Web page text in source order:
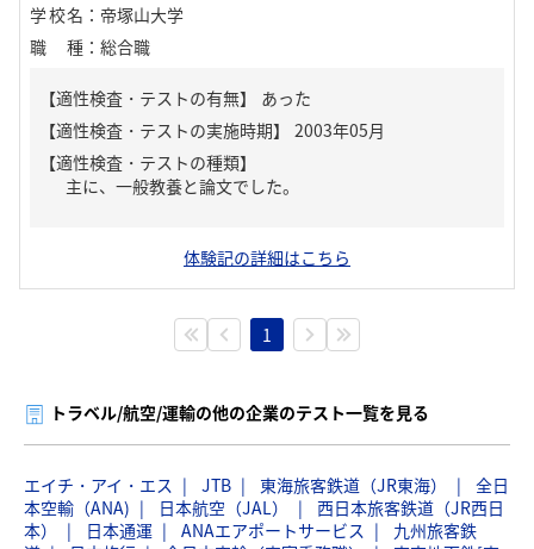
学校名 ： 帝塚山大学
職種 ： 総合職
【適性検査・テストの有無】 あった
【適性検査・テストの種類】
主に、一般教養と論文でした。
体験記の詳細はこちら
1
トラベル/航空/運輸の他の企業のテスト一覧を見る
エイチ・アイ・エス JTB 東海旅客鉄道（JR東海）
全日
本空輸（ANA)
日本航空（JAL）
西日本旅客鉄道（JR西日
本）
日本通運 ANAエアポートサービス
九州旅客鉄